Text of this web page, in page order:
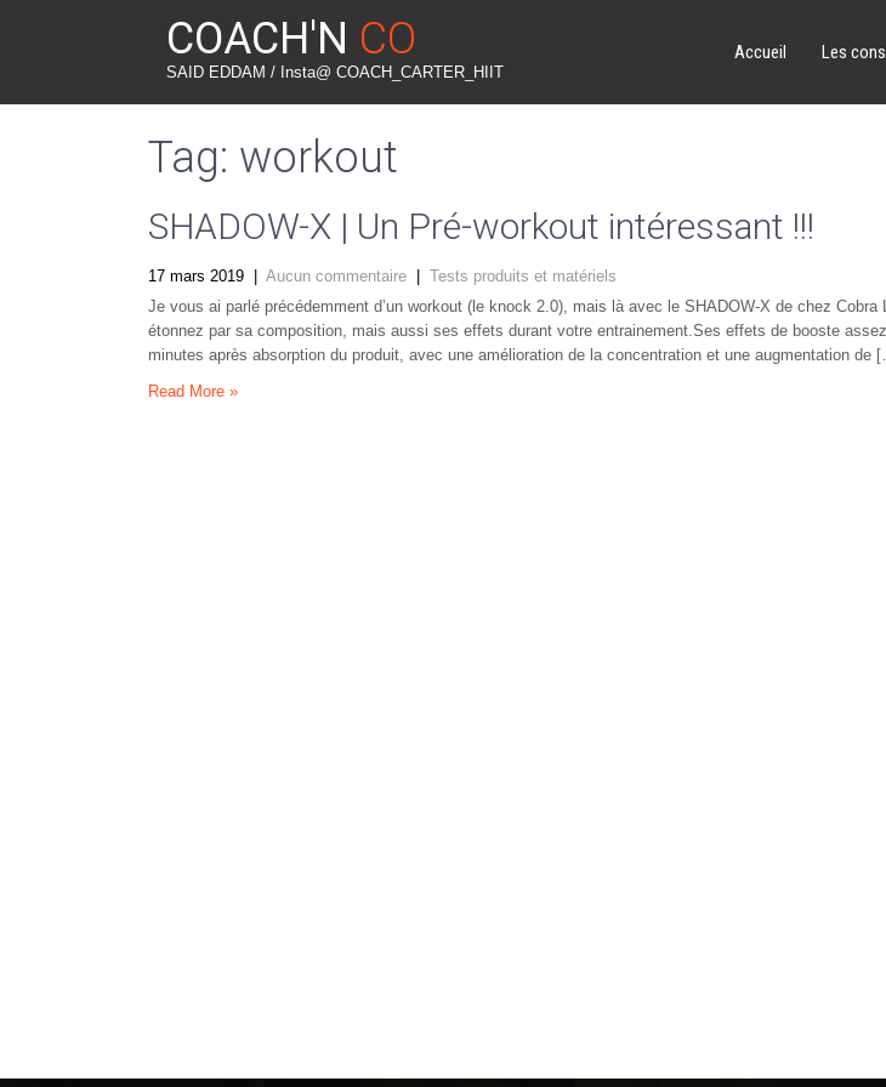
COACH'N CO
SAID EDDAM / Insta@ COACH_CARTER_HIIT
Accueil Les
Tag: workout
SHADOW-X | Un Pré-workout intéressant !!!
17 mars 2019 Aucun commentaire
Tests produits et matériels
Je vous ai parlé précédemment d’un workout (le knock 2.0), mais là avec le SHADOW-X de chez Cobra
étonnez par sa composition, mais aussi ses effets durant votre entrainement.Ses effets de booste
minutes après absorption du produit, avec une amélioration de la concentration et une augmentation de
Read More »